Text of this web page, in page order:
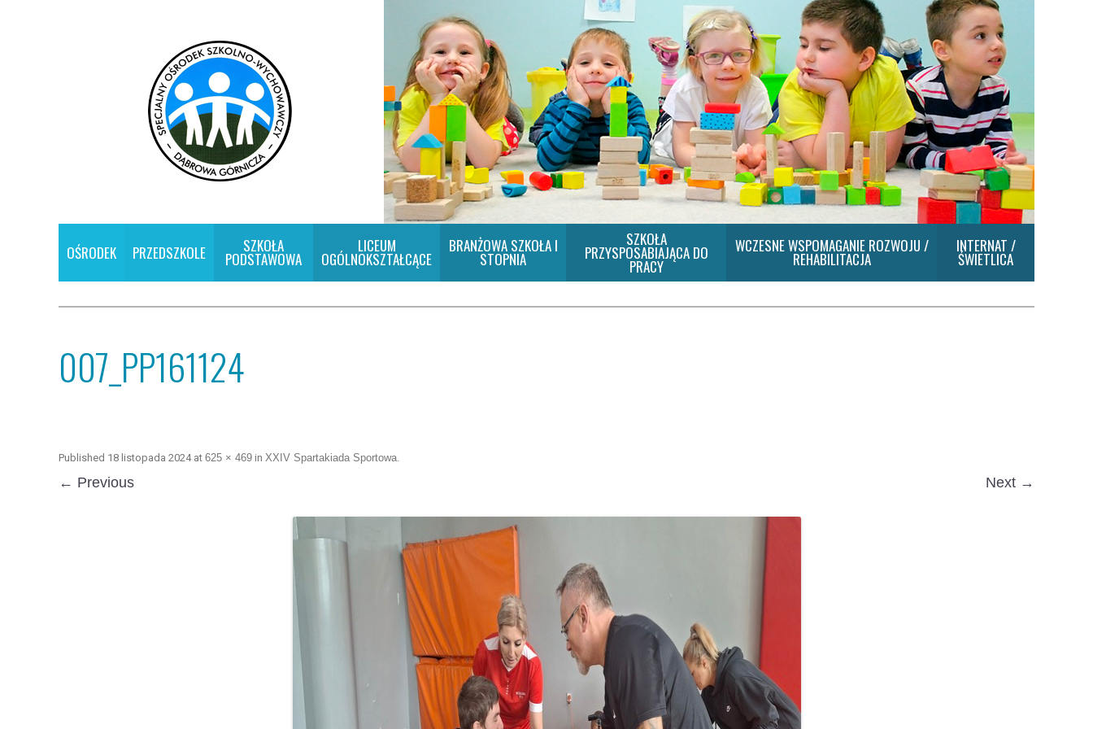
OŚRODEK PRZEDSZKOLE SZKOŁA
PODSTAWOWA
LICEUM
OGÓLNOKSZTAŁCĄCE
BRANŻOWA SZKOŁA I
STOPNIA
SZKOŁA
PRZYSPOSABIAJĄCA DO
PRACY
WCZESNE WSPOMAGANIE ROZWOJU /
REHABILITACJA
INTERNAT /
ŚWIETLICA
007_PP161124
Published 18 listopada 2024at 625 × 469 in XXIV Spartakiada Sportowa.
← Previous Next →